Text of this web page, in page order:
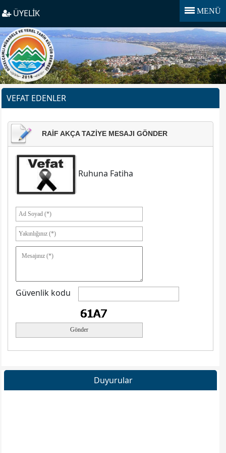
ÜYELİK MENÜ
Duyurular
VEFAT EDENLER
RAİF AKÇA TAZIYE MESAJI GÖNDER
Ruhuna Fatiha
Güvenlik kodu